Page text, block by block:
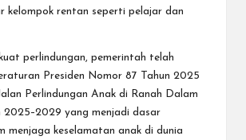
kelompok rentan seperti pelajar dan
perlindungan, pemerintah telah
Presiden Nomor 87 Tahun 2025
Perlindungan Anak di Ranah Dalam
2025–2029 yang menjadi dasar
menjaga keselamatan anak di dunia